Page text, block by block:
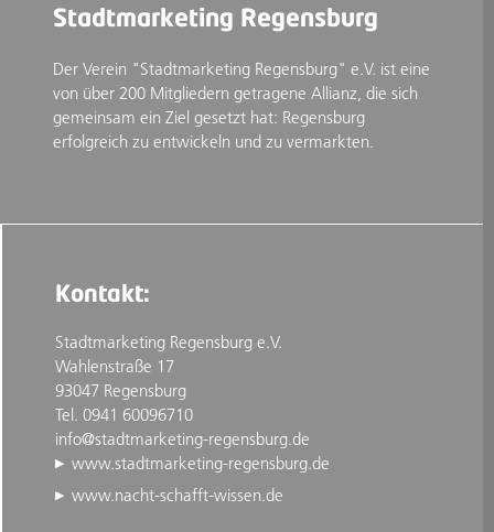
Stadtmarketing Regensburg
Der Verein "Stadtmarketing Regensburg" e.V. ist eine
von über 200 Mitgliedern getragene Allianz, die sich
gemeinsam ein Ziel gesetzt hat: Regensburg
erfolgreich zu entwickeln und zu vermarkten.
Kontakt:
Stadtmarketing Regensburg e.V.
Wahlenstraße 17
93047 Regensburg
Tel. 0941 60096710
info@stadtmarketing-regensburg.de
www.stadtmarketing-regensburg.de
www.nacht-schafft-wissen.de